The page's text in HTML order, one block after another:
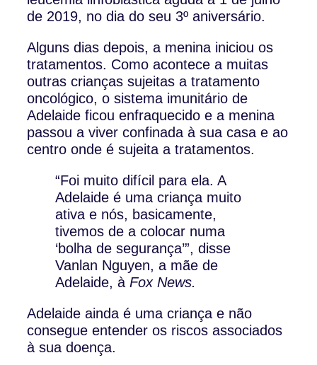
de 2019, no dia do seu 3º aniversário.
Alguns dias depois, a menina iniciou os
tratamentos. Como acontece a muitas
outras crianças sujeitas a tratamento
oncológico, o sistema imunitário de
Adelaide ficou enfraquecido e a menina
passou a viver confinada à sua casa e ao
centro onde é sujeita a tratamentos.
“Foi muito difícil para ela. A
Adelaide é uma criança muito
ativa e nós, basicamente,
tivemos de a colocar numa
‘bolha de segurança’”, disse
Vanlan Nguyen, a mãe de
Adelaide, àFox News.
Adelaide ainda é uma criança e não
consegue entender os riscos associados
à sua doença.